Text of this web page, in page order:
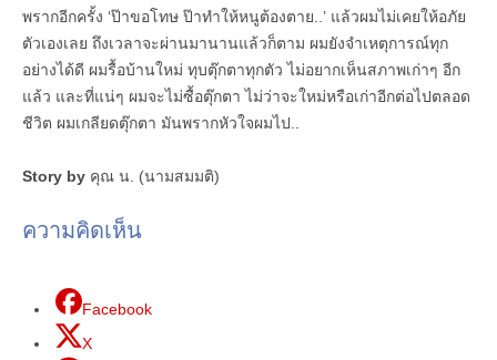
พรากอีกครั้ง ‘ป๊าขอโทษ ป๊าทำให้หนูต้องตาย..’ แล้วผมไม่เคยให้อภัย
ตัวเองเลย ถึงเวลาจะผ่านมานานแล้วก็ตาม ผมยังจำเหตุการณ์ทุก
อย่างได้ดี ผมรื้อบ้านใหม่ ทุบตุ๊กตาทุกตัว ไม่อยากเห็นสภาพเก่าๆ อีก
แล้ว และที่แน่ๆ ผมจะไม่ซื้อตุ๊กตา ไม่ว่าจะใหม่หรือเก่าอีกต่อไปตลอด
ชีวิต ผมเกลียดตุ๊กตา มันพรากหัวใจผมไป..
Story by คุณ น. (นามสมมติ)
ความคิดเห็น
Facebook
X